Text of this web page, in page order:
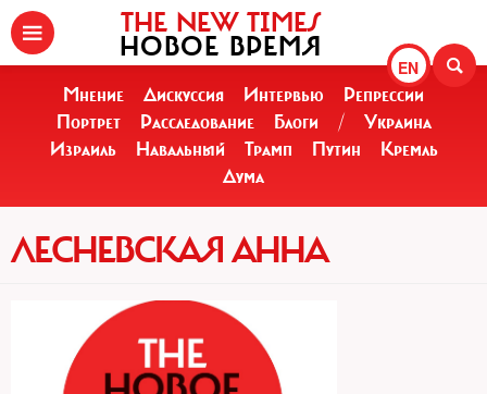
EN
THE NEW TIMES
НОВОЕ ВРЕМЯ
Мнение Дискуссия Интервью
Репрессии
Портрет
Расследование Блоги /
Украина
Израиль
Навальный Трамп Путин
Кремль
Дума
ЛЕСНЕВСКАЯ АННА